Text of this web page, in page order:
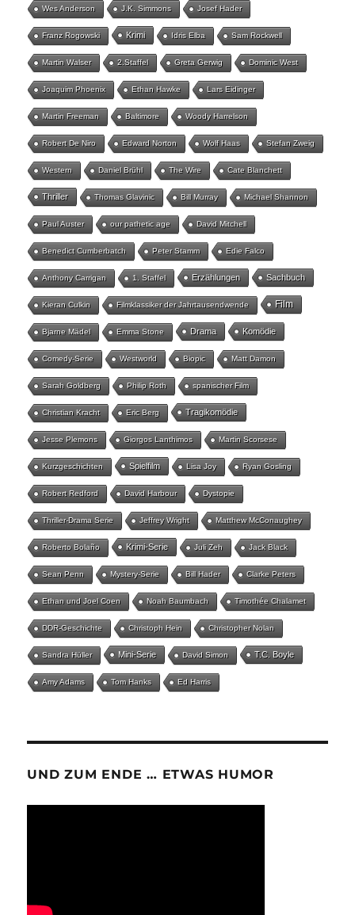
Wes Anderson J.K. Simmons Josef Hader
Franz Rogowski Krimi Idris Elba Sam Rockwell
Martin Walser 2.Staffel Greta Gerwig Dominic West
Joaquim Phoenix Ethan Hawke Lars Eidinger
Martin Freeman Baltimore Woody Harrelson
Robert De Niro Edward Norton Wolf Haas Stefan Zweig
Western Daniel Brühl The Wire Cate Blanchett
Thriller Thomas Glavinic Bill Murray Michael Shannon
Paul Auster our pathetic age David Mitchell
Benedict Cumberbatch Peter Stamm Edie Falco
Anthony Carrigan 1. Staffel Erzählungen Sachbuch
Kieran Culkin Filmklassiker der Jahrtausendwende Film
Bjarne Mädel Emma Stone Drama Komödie
Comedy-Serie Westworld Biopic Matt Damon
Sarah Goldberg Philip Roth spanischer Film
Christian Kracht Eric Berg Tragikomödie
Jesse Plemons Giorgos Lanthimos Martin Scorsese
Kurzgeschichten Spielfilm Lisa Joy Ryan Gosling
Robert Redford David Harbour Dystopie
Thriller-Drama Serie Jeffrey Wright Matthew McConaughey
Roberto Bolaño Krimi-Serie Juli Zeh Jack Black
Sean Penn Mystery-Serie Bill Hader Clarke Peters
Ethan und Joel Coen Noah Baumbach Timothée Chalamet
DDR-Geschichte Christoph Hein Christopher Nolan
Sandra Hüller Mini-Serie David Simon T.C. Boyle
Amy Adams Tom Hanks Ed Harris
UND ZUM ENDE … ETWAS HUMOR